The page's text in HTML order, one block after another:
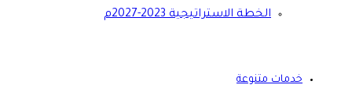
الخطة الاستراتيجية 2023-2027م
خدمات متنوعة